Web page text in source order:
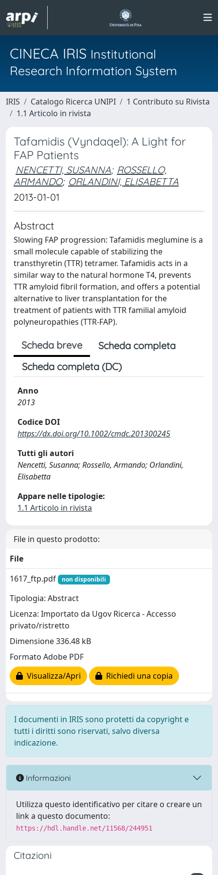
CINECA IRIS Institutional
Research Information System
IRIS Catalogo Ricerca UNIPI
1 Contributo su Rivista
1.1 Articolo in rivista
Tafamidis (Vyndaqel): A Light for
FAP Patients
NENCETTI, SUSANNA; ROSSELLO,
ARMANDO; ORLANDINI, ELISABETTA
2013-01-01
Abstract
Slowing FAP progression: Tafamidis meglumine is a
small molecule capable of stabilizing the
transthyretin (TTR) tetramer. Tafamidis acts in a
similar way to the natural hormone T4, prevents
TTR amyloid fibril formation, and offers a potential
alternative to liver transplantation for the
treatment of patients with TTR familial amyloid
polyneuropathies (TTR-FAP).
Scheda breve
Scheda completa
Scheda completa (DC)
Anno
2013
Codice DOI
https://dx.doi.org/10.1002/cmdc.201300245
Tutti gli autori
Nencetti, Susanna; Rossello, Armando; Orlandini,
Elisabetta
Appare nelle tipologie:
1.1 Articolo in rivista
File in questo prodotto:
File
1617_ftp.pdf
non disponibili
Tipologia: Abstract
Licenza: Importato da Ugov Ricerca - Accesso
privato/ristretto
Dimensione 336.48 kB
Formato Adobe PDF
Visualizza/Apri
Richiedi una copia
I documenti in IRIS sono protetti da copyright e
tutti i diritti sono riservati, salvo diversa
indicazione.
Informazioni
Utilizza questo identificativo per citare o creare un
link a questo documento:
https://hdl.handle.net/11568/244951
Citazioni